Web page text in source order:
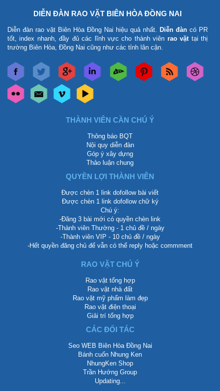
DIỄN ĐÀN RAO VẶT BIÊN HÒA ĐỒNG NAI
Diễn đàn rao vặt Biên Hòa Đồng Nai hiệu quả nhất. Diễn đàn có PR
tốt, index nhanh, đầy đủ các lĩnh vực cho thành viên rao vặt tại thị
trường Biên Hòa, Đồng Nai cũng như các tỉnh lân cận.
THÀNH VIÊN CẦN CHÚ Ý
Thông báo BQT
Nội quy diễn đàn
Góp ý xây dựng
Thảo luận chung
QUYỀN LỢI THÀNH VIÊN
Được chèn 1 link dofollow bài viết
Được chèn 1 link dofollow chữ ký
Chú ý:
-Đăng 3 bài mới có quyền chèn link
-Thành viên Thường - 1 chủ đề / ngày
-Thành viên VIP - 10 chủ đề / ngày
-Hết quyền đăng chủ để vẫn có thể reply hoặc commment
RAO VẶT CHÚ Ý
Rao vặt tổng hợp
Rao vặt nhà đất
Rao vặt mỹ phẩm làm đẹp
Rao vặt điện thoại
Giải trí tổng hợp
CÁC ĐỐI TÁC
Seo WEB Biên Hòa Đồng Nai
Bánh cuốn Nhung Ken
NhungKen Shop
Trần Hướng Group
Updating...